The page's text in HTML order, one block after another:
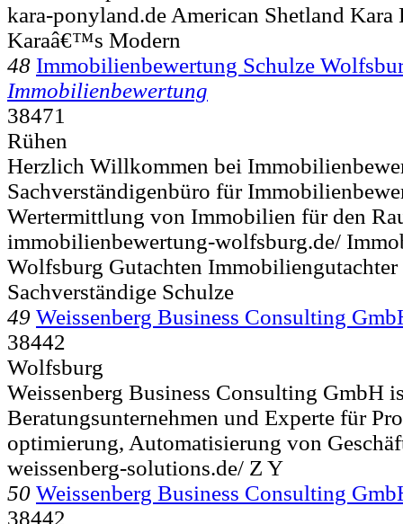
kara-ponyland.de American Shetland
Karaâ€™s Modern
48 Immobilienbewertung Schulze
Immobilienbewertung
38471
Rühen
Herzlich Willkommen bei
Sachverständigenbüro für
Wertermittlung von Immobilien für den
immobilienbewertung-wolfsburg.de/
Wolfsburg Gutachten
Sachverständige Schulze
49 Weissenberg Business Consulting
38442
Wolfsburg
Weissenberg Business Consulting GmbH
Beratungsunternehmen und Experte für
optimierung, Automatisierung von
weissenberg-solutions.de/ Z Y
50 Weissenberg Business Consulting
38442